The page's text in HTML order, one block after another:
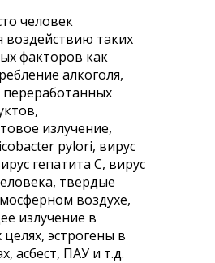
человек
воздействию таких
факторов как
алкоголя,
излучение,
pylori, вирус
гепатита С, вирус
твердые
воздухе,
излучение в
эстрогены в
асбест, ПАУ и т.д.